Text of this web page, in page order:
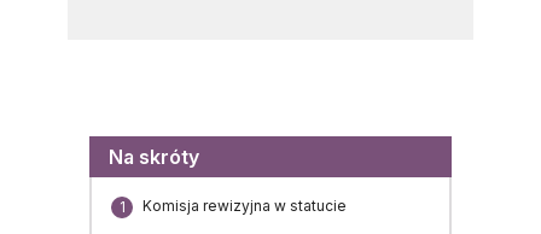
Menu
Na skróty
1 Komisja rewizyjna w statucie